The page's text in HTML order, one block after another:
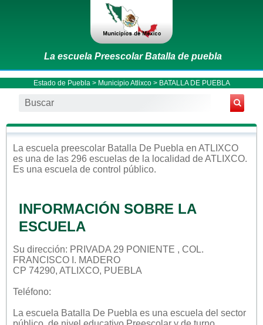
La escuela Preescolar Batalla de puebla
Estado de Puebla > Municipio Atlixco> BATALLA DE PUEBLA
La escuela preescolar Batalla De Puebla en ATLIXCO
es una de las 296 escuelas de la localidad deATLIXCO.
Es una escuela de control público.
INFORMACIÓN SOBRE LA
ESCUELA
Su dirección: PRIVADA 29 PONIENTE , COL.
FRANCISCO I. MADERO
CP 74290, ATLIXCO, PUEBLA
Teléfono:
La escuela Batalla De Puebla es una escuela del sector